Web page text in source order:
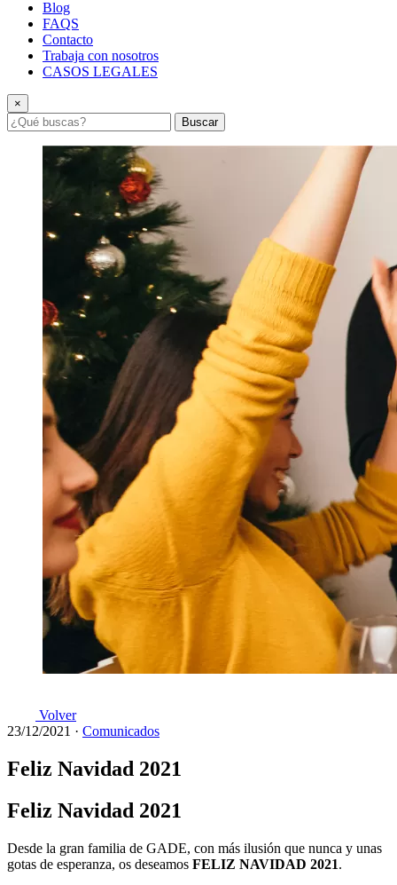
Blog
FAQS
Contacto
Trabaja con nosotros
CASOS LEGALES
×
Buscar
Volver
23/12/2021 · Comunicados
Feliz Navidad 2021
Feliz Navidad 2021
Desde la gran familia de GADE, con más ilusión que nunca y unas
gotas de esperanza, os deseamos FELIZ NAVIDAD 2021.